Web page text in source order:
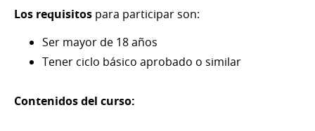
Los requisitos para participar son:
Ser mayor de 18 años
Tener ciclo básico aprobado o similar
Contenidos del curso: